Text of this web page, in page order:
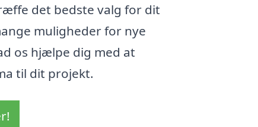
det bedste valg for dit
muligheder for nye
os hjælpe dig med at
til dit projekt.